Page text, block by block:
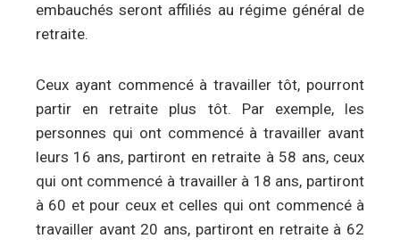
embauchés seront affiliés au régime général de
retraite.
Ceux ayant commencé à travailler tôt, pourront
partir en retraite plus tôt. Par exemple, les
personnes qui ont commencé à travailler avant
leurs 16 ans, partiront en retraite à 58 ans, ceux
qui ont commencé à travailler à 18 ans, partiront
à 60 et pour ceux et celles qui ont commencé à
travailler avant 20 ans, partiront en retraite à 62